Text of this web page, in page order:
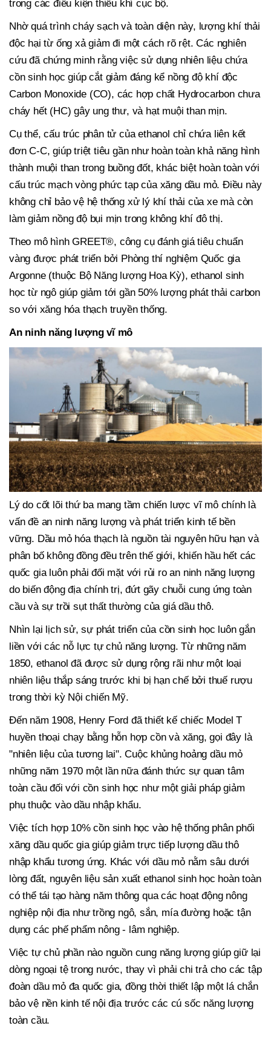
trong các điều kiện thiếu khí cục bộ.
Nhờ quá trình cháy sạch và toàn diện này, lượng khí thải
độc hại từ ống xả giảm đi một cách rõ rệt. Các nghiên
cứu đã chứng minh rằng việc sử dụng nhiên liệu chứa
cồn sinh học giúp cắt giảm đáng kể nồng độ khí độc
Carbon Monoxide (CO), các hợp chất Hydrocarbon chưa
cháy hết (HC) gây ung thư, và hạt muội than mịn.
Cụ thể, cấu trúc phân tử của ethanol chỉ chứa liên kết
đơn C-C, giúp triệt tiêu gần như hoàn toàn khả năng hình
thành muội than trong buồng đốt, khác biệt hoàn toàn với
cấu trúc mạch vòng phức tạp của xăng dầu mỏ. Điều này
không chỉ bảo vệ hệ thống xử lý khí thải của xe mà còn
làm giảm nồng độ bụi mịn trong không khí đô thị.
Theo mô hình GREET®, công cụ đánh giá tiêu chuẩn
vàng được phát triển bởi Phòng thí nghiệm Quốc gia
Argonne (thuộc Bộ Năng lượng Hoa Kỳ), ethanol sinh
học từ ngô giúp giảm tới gần 50% lượng phát thải carbon
so với xăng hóa thạch truyền thống.
An ninh năng lượng vĩ mô
Lý do cốt lõi thứ ba mang tầm chiến lược vĩ mô chính là
vấn đề an ninh năng lượng và phát triển kinh tế bền
vững. Dầu mỏ hóa thạch là nguồn tài nguyên hữu hạn và
phân bố không đồng đều trên thế giới, khiến hầu hết các
quốc gia luôn phải đối mặt với rủi ro an ninh năng lượng
do biến động địa chính trị, đứt gãy chuỗi cung ứng toàn
cầu và sự trồi sụt thất thường của giá dầu thô.
Nhìn lại lịch sử, sự phát triển của cồn sinh học luôn gắn
liền với các nỗ lực tự chủ năng lượng. Từ những năm
1850, ethanol đã được sử dụng rộng rãi như một loại
nhiên liệu thắp sáng trước khi bị hạn chế bởi thuế rượu
trong thời kỳ Nội chiến Mỹ.
Đến năm 1908, Henry Ford đã thiết kế chiếc Model T
huyền thoại chạy bằng hỗn hợp cồn và xăng, gọi đây là
"nhiên liệu của tương lai". Cuộc khủng hoảng dầu mỏ
những năm 1970 một lần nữa đánh thức sự quan tâm
toàn cầu đối với cồn sinh học như một giải pháp giảm
phụ thuộc vào dầu nhập khẩu.
Việc tích hợp 10% cồn sinh học vào hệ thống phân phối
xăng dầu quốc gia giúp giảm trực tiếp lượng dầu thô
nhập khẩu tương ứng. Khác với dầu mỏ nằm sâu dưới
lòng đất, nguyên liệu sản xuất ethanol sinh học hoàn toàn
có thể tái tạo hàng năm thông qua các hoạt động nông
nghiệp nội địa như trồng ngô, sắn, mía đường hoặc tận
dụng các phế phẩm nông - lâm nghiệp.
Việc tự chủ phần nào nguồn cung năng lượng giúp giữ lại
dòng ngoại tệ trong nước, thay vì phải chi trả cho các tập
đoàn dầu mỏ đa quốc gia, đồng thời thiết lập một lá chắn
bảo vệ nền kinh tế nội địa trước các cú sốc năng lượng
toàn cầu.